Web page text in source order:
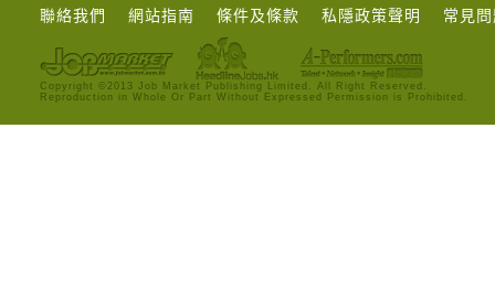
聯絡我們 網站指南 條件及條款 私隱政策聲明 常見
Copyright ©2013 Job Market Publishing Limited. All Right Reserved.
Reproduction in Whole Or Part Without Expressed Permission is Prohibited.